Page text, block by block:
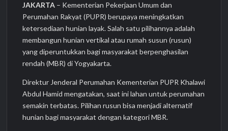
JAKARTA – Kementerian Pekerjaan Umum dan
Perumahan Rakyat (PUPR) berupaya meningkatkan
ketersediaan hunian layak. Salah satu pilihannya adalah
membangun hunian vertikal atau rumah susun (rusun)
yang diperuntukkan bagi masyarakat berpenghasilan
rendah (MBR) di Yogyakarta.
Direktur Jenderal Perumahan Kementerian PUPR Khalawi
Abdul Hamid mengatakan, saat ini lahan untuk perumahan
semakin terbatas. Pilihan rusun bisa menjadi alternatif
hunian bagi masyarakat dengan kategori MBR.